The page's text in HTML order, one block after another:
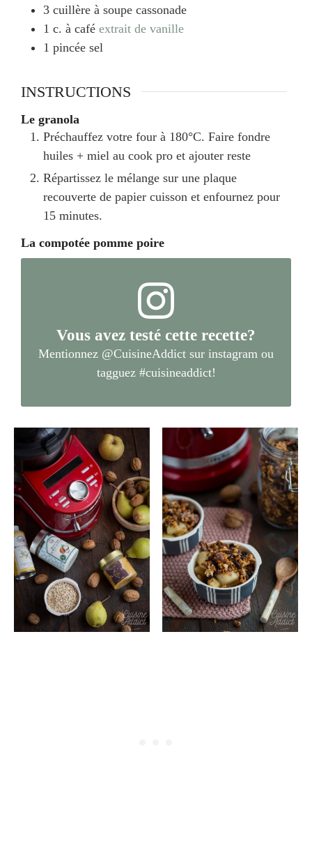
3 cuillère à soupe cassonade
1 c. à café extrait de vanille
1 pincée sel
INSTRUCTIONS
Le granola
Préchauffez votre four à 180°C. Faire fondre
huiles + miel au cook pro et ajouter reste
Répartissez le mélange sur une plaque
recouverte de papier cuisson et enfournez pour
15 minutes.
La compotée pomme poire
Vous avez testé cette recette?
Mentionnez @CuisineAddict sur instagram ou
tagguez #cuisineaddict!